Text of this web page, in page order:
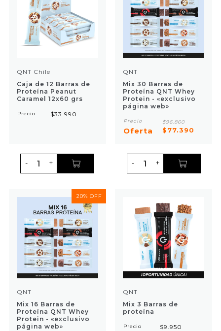
QNT Chile
Caja de 12 Barras de
Proteína Peanut
Caramel 12x60 grs
Precio $33.990
+
-
QNT
Mix 30 Barras de
Proteína QNT Whey
Protein - «exclusivo
página web»
Precio $96.860
Oferta $77.390
+
-
20% OFF
QNT
Mix 16 Barras de
Proteína QNT Whey
Protein - «exclusivo
página web»
QNT
Mix 3 Barras de
proteína
Precio $9.950